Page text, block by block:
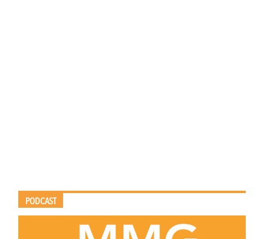
PODCAST